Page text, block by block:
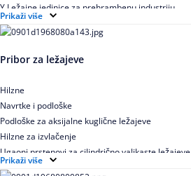
Y Ležajne jedinice za prehrambenu industriju
Ležajne jedinice sa valjkastim ležajevima
Prikaži više
Pribor za ležajeve
Hilzne
Navrtke i podloške
Podloške za aksijalne kuglične ležajeve
Hilzne za izvlačenje
Ugaoni prstenovi za cilindrično valjkaste ležajeve
Prikaži više